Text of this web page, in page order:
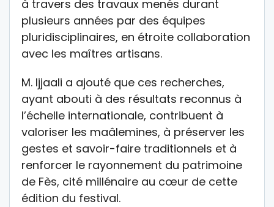
à travers des travaux menés durant
plusieurs années par des équipes
pluridisciplinaires, en étroite collaboration
avec les maîtres artisans.
M. Ijjaali a ajouté que ces recherches,
ayant abouti à des résultats reconnus à
l’échelle internationale, contribuent à
valoriser les maâlemines, à préserver les
gestes et savoir-faire traditionnels et à
renforcer le rayonnement du patrimoine
de Fès, cité millénaire au cœur de cette
édition du festival.